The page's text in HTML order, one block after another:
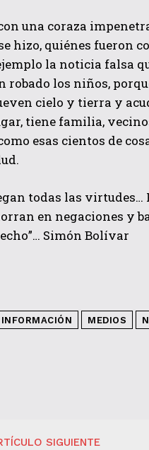
una coraza
hizo, quiénes fueron
la noticia falsa
robado los niños,
cielo y tierra y
tiene familia,
esas cientos de
todas las
en negaciones y
Simón Bolívar
INFORMACIÓN MEDIOS
SIGUIENTE